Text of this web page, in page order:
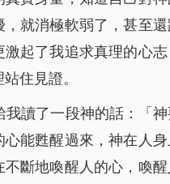
，就消極軟弱了，甚至
激起了我追求真理的心
住見證。
我讀了一段神的話：「
心能甦醒過來，神在人
不斷地喚醒人的心，喚